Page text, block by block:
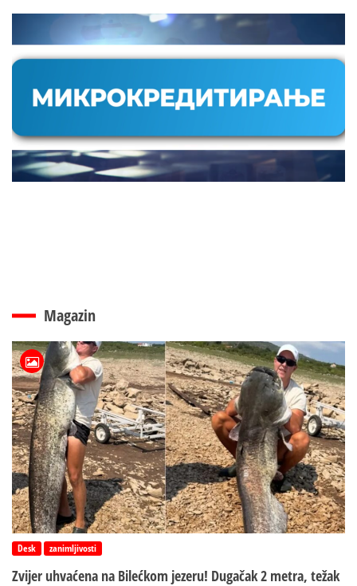
Magazin
Desk zanimljivosti
Zvijer uhvaćena na Bilećkom jezeru! Dugačak 2 metra, težak